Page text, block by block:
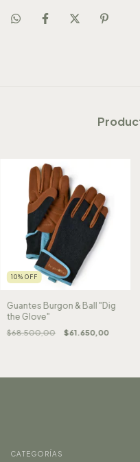
10% OFF
Guantes Burgon & Ball "Dig
the Glove"
$68.500,00 $61.650,00
CATEGORÍAS